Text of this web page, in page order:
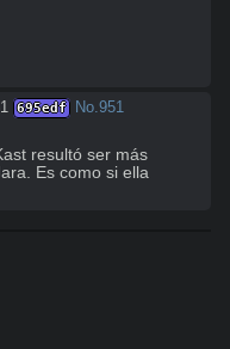
695edf No. 951
resultó ser más
Es como si ella